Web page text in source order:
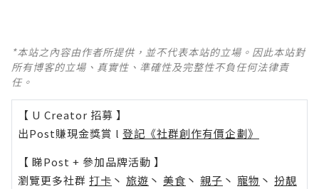
*本站之內容由作者所提供，並不代表本站的立場。因此本站對
所有博客的立場、真實性、準確性及完整性不負任何法律責
任。
【 U Creator 招募 】
出Post賺現金獎賞 l 登記《社群創作有價企劃》
【 睇Post + 參加品牌活動 】
瀏覽更多社群 打卡 丶 旅遊 丶 美食 丶 親子 丶 寵物 丶 扮靚